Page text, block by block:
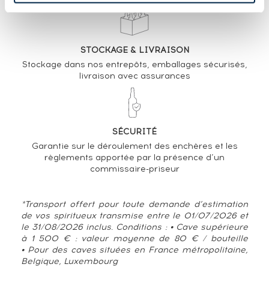
STOCKAGE & LIVRAISON
Stockage dans nos entrepôts, emballages sécurisés,
livraison avec assurances
SÉCURITÉ
Garantie sur le déroulement des enchères et les
règlements apportée par la présence d’un
commissaire-priseur
*Transport offert pour toute demande d’estimation
de vos spiritueux transmise entre le 01/07/2026 et
le 31/08/2026 inclus. Conditions : • Cave supérieure
à 1 500 € : valeur moyenne de 80 € / bouteille
• Pour des caves situées en France métropolitaine,
Belgique, Luxembourg